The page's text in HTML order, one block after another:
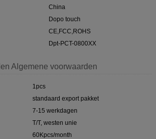
China
Dopo touch
CE,FCC,ROHS
Dpt-PCT-0800XX
Algemene voorwaarden
1pcs
standaard export pakket
7-15 werkdagen
T/T, westen unie
60Kpcs/month